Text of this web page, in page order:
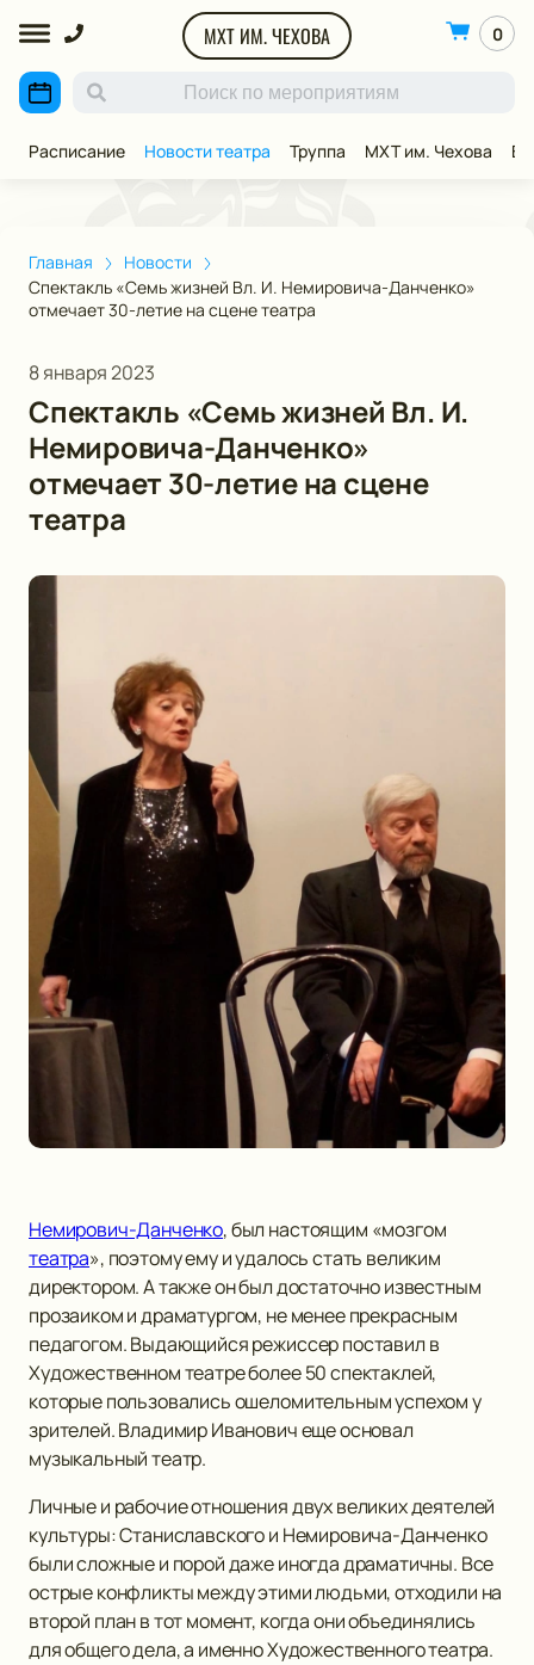
МХТ ИМ. ЧЕХОВА 0
Расписание Новости театра Труппа МХТ им. Чехова
Главная
Новости
Спектакль «Семь жизней Вл. И. Немировича-Данченко»
отмечает 30-летие на сцене театра
8 января 2023
Спектакль «Семь жизней Вл. И.
Немировича-Данченко»
отмечает 30-летие на сцене
театра
Немирович-Данченко, был настоящим «мозгом
театра», поэтому ему и удалось стать великим
директором. А также он был достаточно известным
прозаиком и драматургом, не менее прекрасным
педагогом. Выдающийся режиссер поставил в
Художественном театре более 50 спектаклей,
которые пользовались ошеломительным успехом у
зрителей. Владимир Иванович еще основал
музыкальный театр.
Личные и рабочие отношения двух великих деятелей
культуры: Станиславского и Немировича-Данченко
были сложные и порой даже иногда драматичны. Все
острые конфликты между этими людьми, отходили на
второй план в тот момент, когда они объединялись
для общего дела, а именно Художественного театра.